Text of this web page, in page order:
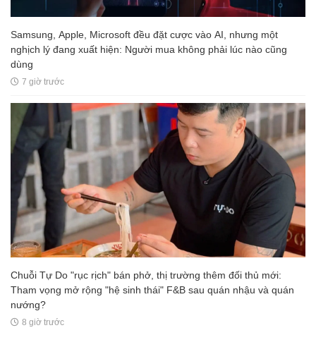
Samsung, Apple, Microsoft đều đặt cược vào AI, nhưng một
nghịch lý đang xuất hiện: Người mua không phải lúc nào cũng
dùng
7 giờ trước
Chuỗi Tự Do "rục rịch" bán phở, thị trường thêm đối thủ mới:
Tham vọng mở rộng "hệ sinh thái" F&B sau quán nhậu và quán
nướng?
8 giờ trước